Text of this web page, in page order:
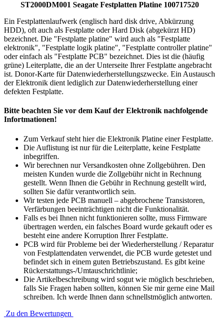
ST2000DM001 Seagate Festplatten Platine 100717520
Ein Festplattenlaufwerk (englisch hard disk drive, Abkürzung
HDD), oft auch als Festplatte oder Hard Disk (abgekürzt HD)
bezeichnet. Die "Festplatte platine" wird auch als "Festplatte
elektronik", "Festplatte logik platine", "Festplatte controller platine"
oder einfach als "Festplatte PCB" bezeichnet. Dies ist die (häufig
grüne) Leiterplatte, die an der Unterseite Ihrer Festplatte angebracht
ist. Donor-Karte für Datenwiederherstellungszwecke. Ein Austausch
der Elektronik dient lediglich zur Datenwiederherstellung einer
defekten Festplatte.
Bitte beachten Sie vor dem Kauf der Elektronik nachfolgende
Infortmationen!
Zum Verkauf steht hier die Elektronik Platine einer Festplatte.
Die Auflistung ist nur für die Leiterplatte, keine Festplatte
inbegriffen.
Wir berechnen nur Versandkosten ohne Zollgebühren. Den
meisten Kunden wurde die Zollgebühr nicht in Rechnung
gestellt. Wenn Ihnen die Gebühr in Rechnung gestellt wird,
sollten Sie dafür verantwortlich sein.
Wir testen jede PCB manuell – abgebrochene Transistoren,
Verfärbungen beeinträchtigen nicht die Funktionalität.
Falls es bei Ihnen nicht funktionieren sollte, muss Firmware
übertragen werden, ein falsches Board wurde gekauft oder es
besteht eine andere Korruption Ihrer Festplatte.
PCB wird für Probleme bei der Wiederherstellung / Reparatur
von Festplattendaten verwendet, die PCB wurde getestet und
befindet sich in einem guten Betriebszustand. Es gibt keine
Rückerstattungs-/Umtauschrichtlinie;
Die Artikelbeschreibung wird sogut wie möglich beschrieben,
falls Sie Fragen haben sollten, können Sie mir gerne eine Mail
schreiben. Ich werde Ihnen dann schnellstmöglich antworten.
Zu den Bewertungen